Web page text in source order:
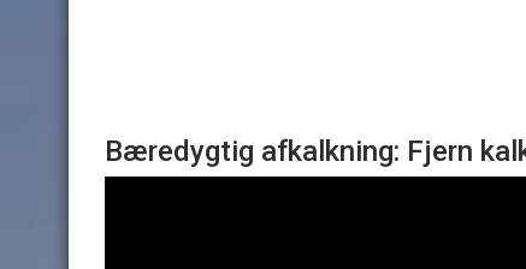
Bæredygtig afkalkning: Fjern